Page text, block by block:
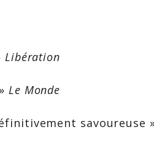
Libération
Le Monde
savoureuse